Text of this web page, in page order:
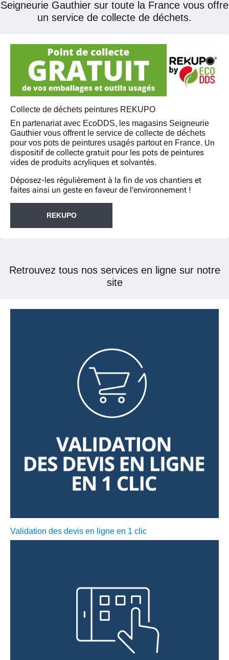
Seigneurie Gauthier sur toute la France vous offre
un service de collecte de déchets.
Collecte de déchets peintures REKUPO
En partenariat avec EcoDDS, les magasins Seigneurie
Gauthier vous offrent le service de collecte de déchets
pour vos pots de peintures usagés partout en France. Un
dispositif de collecte gratuit pour les pots de peintures
vides de produits acryliques et solvantés.
Déposez-les régulièrement à la fin de vos chantiers et
faites ainsi un geste en faveur de l’environnement !
REKUPO
Retrouvez tous nos services en ligne sur notre
site
Validation des devis en ligne en 1 clic